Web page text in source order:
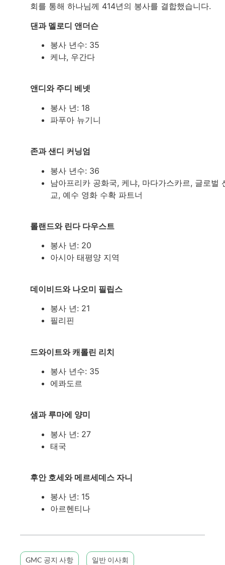
회를 통해 하나님께 414년의 봉사를 결합했습니다.
댄과 멜로디 앤더슨
봉사 년수: 35
케냐, 우간다
앤디와 주디 베넷
봉사 년: 18
파푸아 뉴기니
존과 샌디 커닝엄
봉사 년수: 36
남아프리카 공화국, 케냐, 마다가스카르, 글로벌
교, 예수 영화 수확 파트너
롤랜드와 린다 다우스트
봉사 년: 20
아시아 태평양 지역
데이비드와 나오미 필립스
봉사 년: 21
필리핀
드와이트와 캐롤린 리치
봉사 년수: 35
에콰도르
샘과 루마에 양미
봉사 년: 27
태국
후안 호세와 메르세데스 자니
봉사 년: 15
아르헨티나
GMC 공지 사항 일반 이사회